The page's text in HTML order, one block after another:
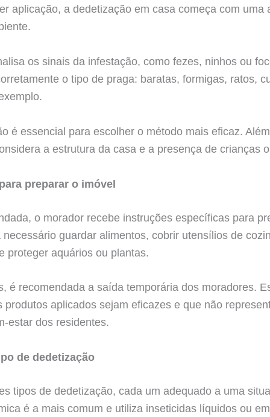
aplicação, a dedetização em casa começa com uma
os sinais da infestação, como fezes, ninhos ou
o tipo de praga: baratas, formigas, ratos,
é essencial para escolher o método mais eficaz.
a estrutura da casa e a presença de crianças
preparar o imóvel
o morador recebe instruções específicas para
guardar alimentos, cobrir utensílios de
proteger aquários ou plantas.
é recomendada a saída temporária dos moradores.
produtos aplicados sejam eficazes e que não
estar dos residentes.
de dedetização
tipos de dedetização, cada um adequado a uma
é a mais comum e utiliza inseticidas líquidos ou